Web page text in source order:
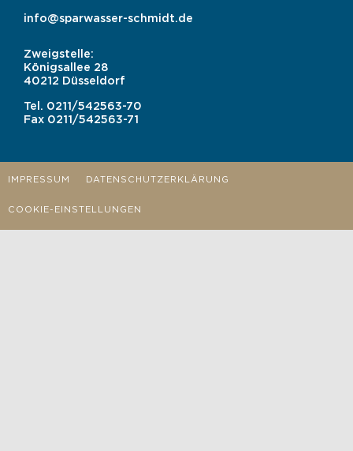
info@sparwasser-schmidt.de
Zweigstelle:
Königsallee 28
40212 Düsseldorf
Tel. 0211/542563-70
Fax 0211/542563-71
IMPRESSUM DATENSCHUTZERKLÄRUNG
COOKIE-EINSTELLUNGEN